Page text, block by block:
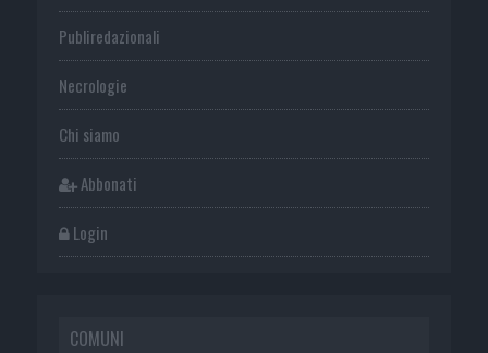
Publiredazionali
Necrologie
Chi siamo
Abbonati
Login
COMUNI